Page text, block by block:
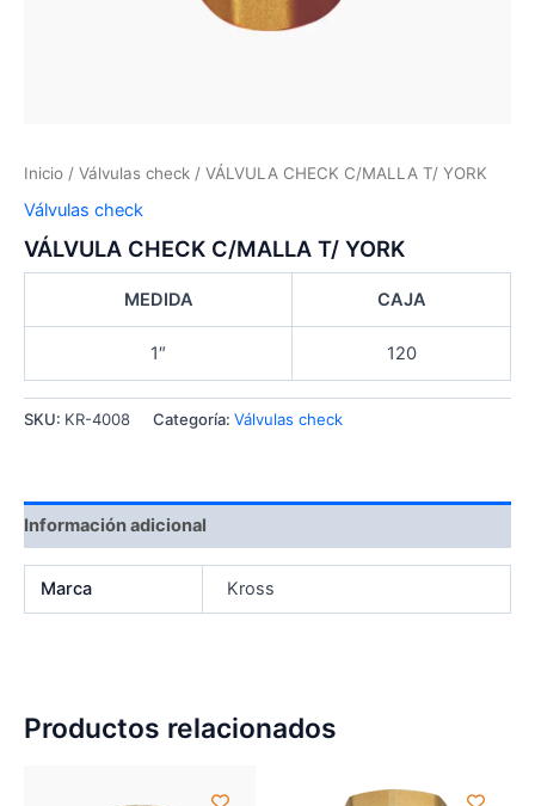
Inicio / Válvulas check / VÁLVULA CHECK C/MALLA T/ YORK
Válvulas check
VÁLVULA CHECK C/MALLA T/ YORK
MEDIDA CAJA
1″ 120
SKU: KR-4008 Categoría: Válvulas check
Información adicional
Marca Kross
Productos relacionados